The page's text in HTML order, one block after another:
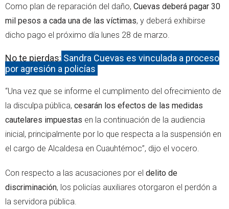
Como plan de reparación del daño, Cuevas deberá pagar 30
mil pesos a cada una de las víctimas, y deberá exhibirse
dicho pago el próximo día lunes 28 de marzo.
No te pierdas: Sandra Cuevas es vinculada a proceso
por agresión a policías
“Una vez que se informe el cumplimento del ofrecimiento de
la disculpa pública, cesarán los efectos de las medidas
cautelares impuestas en la continuación de la audiencia
inicial, principalmente por lo que respecta a la suspensión en
el cargo de Alcaldesa en Cuauhtémoc”, dijo el vocero.
Con respecto a las acusaciones por el delito de
discriminación, los policías auxiliares otorgaron el perdón a
la servidora pública.